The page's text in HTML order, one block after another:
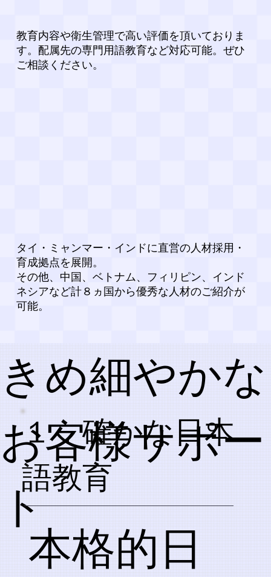
タイ・ミャンマー・インドに直営の人材採用・
育成拠点を展開。
その他、中国、ベトナム、フィリピン、インド
ネシアなど計８ヵ国から優秀な人材のご紹介が
可能。
教育内容や衛生管理で高い評価を頂いておりま
す。配属先の専門用語教育など対応可能。ぜひ
ご相談ください。
きめ細やかな
お客様サポー
ト
１．確かな日本
語教育
本格的日